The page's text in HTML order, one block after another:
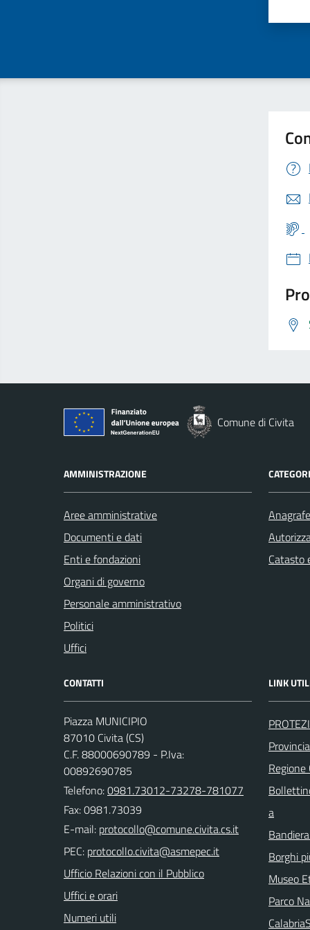
Comune di Civita
AMMINISTRAZIONE
Aree amministrative
Documenti e dati
Enti e fondazioni
Organi di governo
Personale amministrativo
Politici
Uffici
Catasto
CONTATTI
Piazza MUNICIPIO
87010 Civita (CS)
C.F. 88000690789 - P.Iva:
00892690785
Telefono:0981.73012-73278-781077
Fax: 0981.73039
E-mail:
PEC:
Ufficio Relazioni con il Pubblico
Uffici e orari
Numeri utili
LINK
Regione
a
Borghi
Museo
Parco